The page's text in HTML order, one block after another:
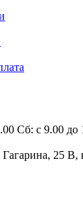
Сб: с 9.00 до
25 В,